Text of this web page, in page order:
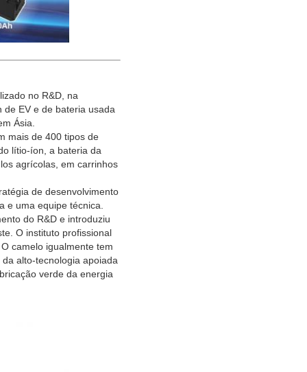
no R&D, na
EV e de bateria usada
Ásia.
mais de 400 tipos de
lítio-íon, a bateria da
agrícolas, em carrinhos
de desenvolvimento
e uma equipe técnica.
do R&D e introduziu
O instituto profissional
camelo igualmente tem
alto-tecnologia apoiada
verde da energia